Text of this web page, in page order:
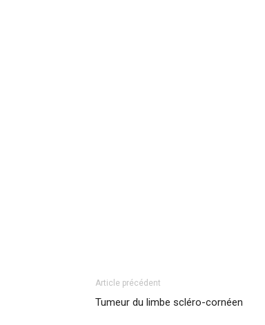
Article précédent
Tumeur du limbe scléro-cornéen